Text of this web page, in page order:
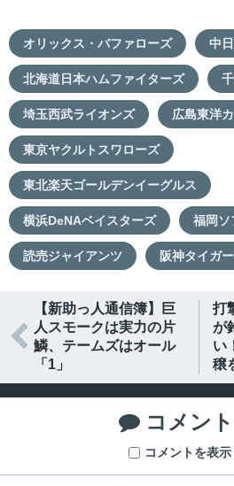
オリックス・バファローズ 中
北海道日本ハムファイターズ
埼玉西武ライオンズ 広島東洋
東京ヤクルトスワローズ
東北楽天ゴールデンイーグルス
横浜DeNAベイスターズ 福岡ソ
読売ジャイアンツ 阪神タイガ

【新助っ人通信簿】巨
人スモークは実力の片
鱗、テームズはオール
「1」
打
が
い
穣
 コメント
コメントを表